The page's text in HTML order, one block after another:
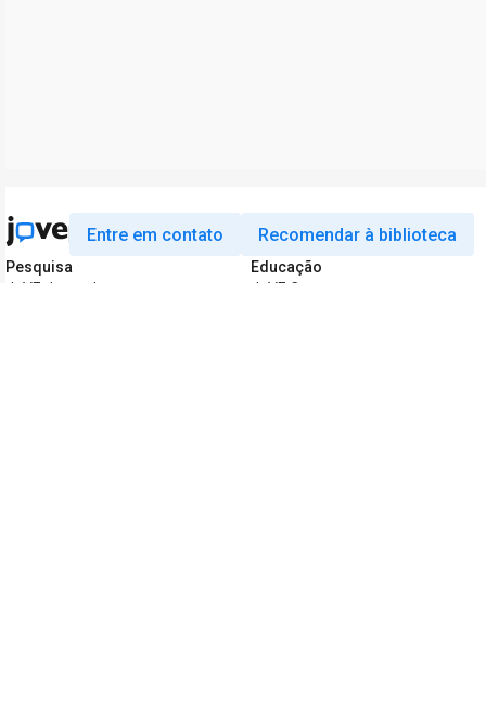
Entre em contato Recomendar à biblioteca
Pesquisa
JoVE Journal
Educação
JoVE Core